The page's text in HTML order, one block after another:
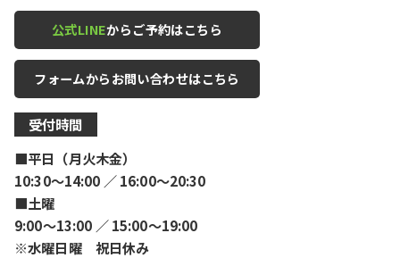
公式LINEからご予約はこちら
フォームからお問い合わせはこちら
受付時間
■平日（月火木金）
10:30〜14:00 ／ 16:00〜20:30
■土曜
9:00〜13:00 ／ 15:00〜19:00
※水曜日曜 祝日休み